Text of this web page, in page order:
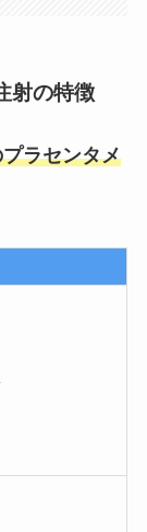
射の特徴
ラセンタメ